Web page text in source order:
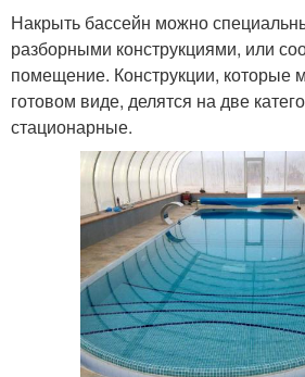
Накрыть бассейн можно
разборными конструкциями, или
помещение. Конструкции, которые
готовом виде, делятся на две
стационарные.